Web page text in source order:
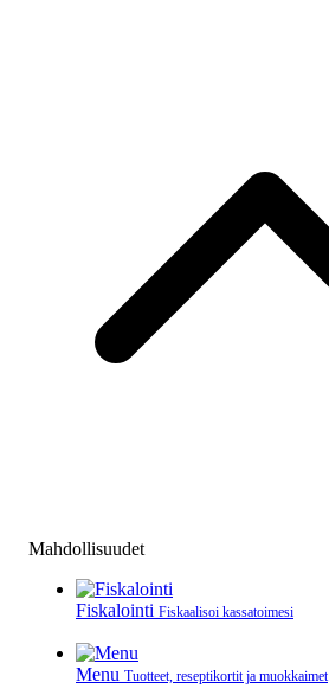
Mahdollisuudet
Fiskalointi Fiskaalisoi kassatoimesi
Menu Tuotteet, reseptikortit ja muokkaimet